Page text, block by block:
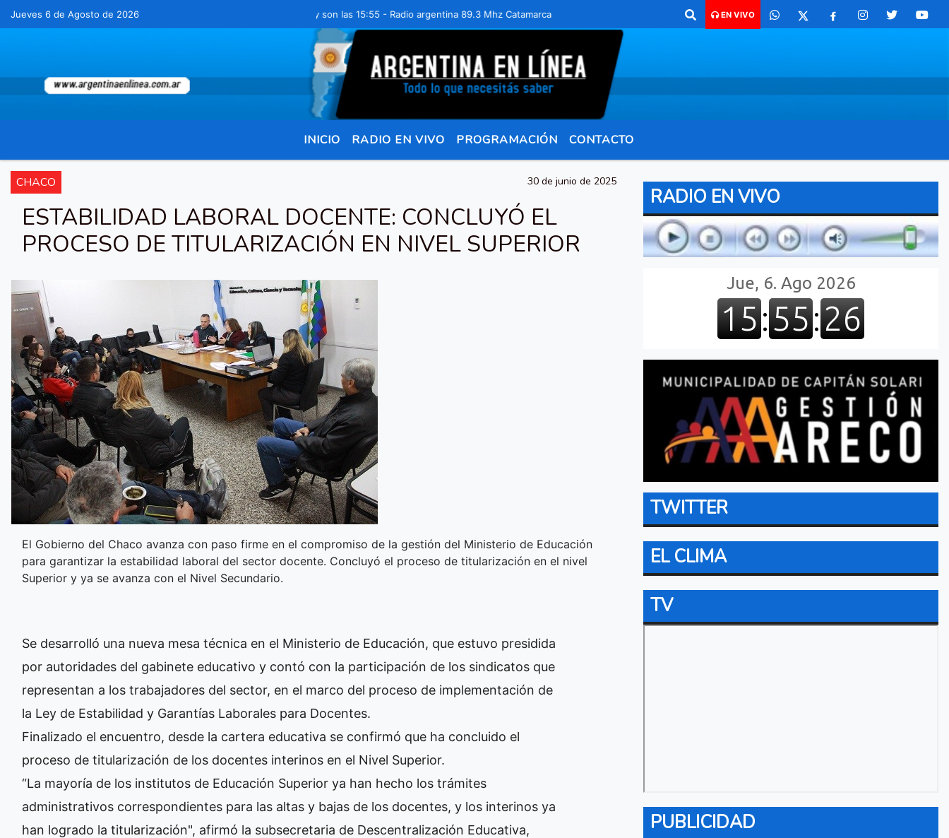
Jueves 6 de Agosto de 2026Hoy es Jueves 6 de Agosto de 2026 y son las 15:55 - Radio argentina 89.3 Mhz Catamarca 436 Resistencia Chaco para comunicarte 362 4879579 Radio argentina 89.3 Mhz Catamarca
EN VIVO
INICIO RADIO EN VIVO PROGRAMACIÓN CONTACTO
CHACO 30 de junio de 2025
ESTABILIDAD LABORAL DOCENTE: CONCLUYÓ EL
PROCESO DE TITULARIZACIÓN EN NIVEL SUPERIOR
El Gobierno del Chaco avanza con paso firme en el compromiso de la gestión del Ministerio de Educación
para garantizar la estabilidad laboral del sector docente. Concluyó el proceso de titularización en el nivel
Superior y ya se avanza con el Nivel Secundario.
Se desarrolló una nueva mesa técnica en el Ministerio de Educación, que estuvo presidida
por autoridades del gabinete educativo y contó con la participación de los sindicatos que
representan a los trabajadores del sector, en el marco del proceso de implementación de
la Ley de Estabilidad y Garantías Laborales para Docentes.
Finalizado el encuentro, desde la cartera educativa se confirmó que ha concluido el
proceso de titularización de los docentes interinos en el Nivel Superior.
“La mayoría de los institutos de Educación Superior ya han hecho los trámites
administrativos correspondientes para las altas y bajas de los docentes, y los interinos ya
han logrado la titularización", afirmó la subsecretaria de Descentralización Educativa,
RADIO EN VIVO
TWITTER
EL CLIMA
TV
PUBLICIDAD